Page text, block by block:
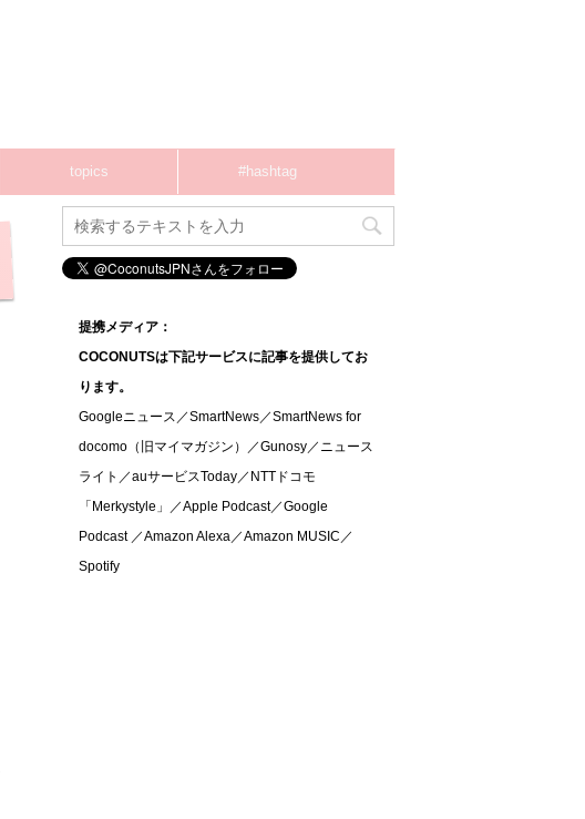
topics #hashtag
提携メディア：
COCONUTSは下記サービスに記事を提供してお
ります。
Googleニュース／SmartNews／SmartNews for
docomo（旧マイマガジン）／Gunosy／ニュース
ライト／auサービスToday／NTTドコモ
「Merkystyle」／Apple Podcast／Google
Podcast ／Amazon Alexa／Amazon MUSIC／
Spotify